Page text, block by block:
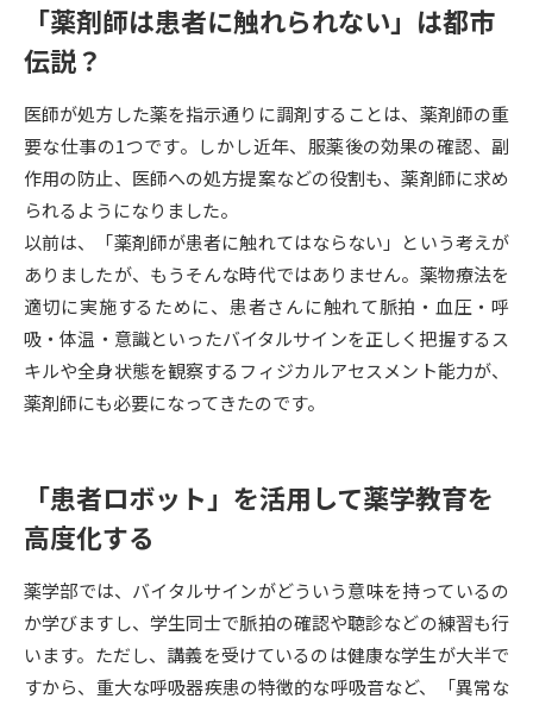
高等学校（情報）教員資格認定
試験
大学研究 大学検索
大学で学べる内容や特徴を調べる
新増設大学・学部・学科特集
国際・グローバルに強い大学特
集
データサイエンス特集 奨学金・特待生制度特集
デジタルパンフレット 進路の３択
（高3生用）
（高2生用）
SELFBRAND特集ページ
オープンキャンパスなどを調べる
オープンキャンパス検索 実施プログラムから探す
「薬剤師は患者に触れられない」は都市
伝説？
医師が処方した薬を指示通りに調剤することは、薬剤師の重
要な仕事の1つです。しかし近年、服薬後の効果の確認、副
作用の防止、医師への処方提案などの役割も、薬剤師に求め
られるようになりました。
以前は、「薬剤師が患者に触れてはならない」という考えが
ありましたが、もうそんな時代ではありません。薬物療法を
適切に実施するために、患者さんに触れて脈拍・血圧・呼
吸・体温・意識といったバイタルサインを正しく把握するス
キルや全身状態を観察するフィジカルアセスメント能力が、
薬剤師にも必要になってきたのです。
「患者ロボット」を活用して薬学教育を
高度化する
薬学部では、バイタルサインがどういう意味を持っているの
か学びますし、学生同士で脈拍の確認や聴診などの練習も行
います。ただし、講義を受けているのは健康な学生が大半で
すから、重大な呼吸器疾患の特徴的な呼吸音など、「異常な